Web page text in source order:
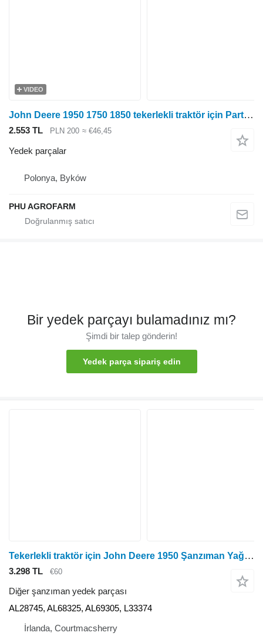
VIDEO
John Deere 1950 1750 1850 tekerlekli traktör için Parts, ersatzteile, pieces John Deere 1950 1750 1850 parçalar, yedek parçalar, parçalar
2.553 TL PLN 200 ≈ €46,45
Yedek parçalar
Polonya, Byków
PHU AGROFARM
Bir yedek parçayı bulamadınız mı?
Şimdi bir talep gönderin!
Yedek parça sipariş edin
Tekerlekli traktör için John Deere 1950 Şanzıman Yağı Borusu Al28745, Al68325, Al69305, L3337 AL28745
3.298 TL €60
Diğer şanzıman yedek parçası
AL28745, AL68325, AL69305, L33374
İrlanda, Courtmacsherry